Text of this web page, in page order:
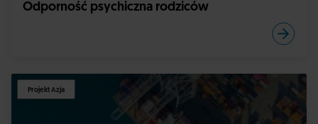
Odporność psychiczna rodziców
Projekt Azja